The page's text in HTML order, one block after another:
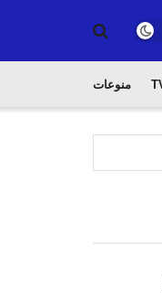
منوعات